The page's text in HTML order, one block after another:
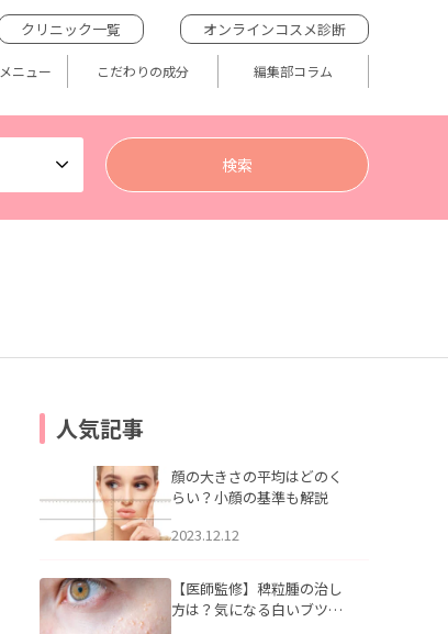
クリニック一覧 オンラインコスメ診断
ニュー こだわりの成分 編集部コラム
人気記事
顔の大きさの平均はどのく
らい？小顔の基準も解説
2023.12.12
【医師監修】稗粒腫の治し
方は？気になる白いブツブ